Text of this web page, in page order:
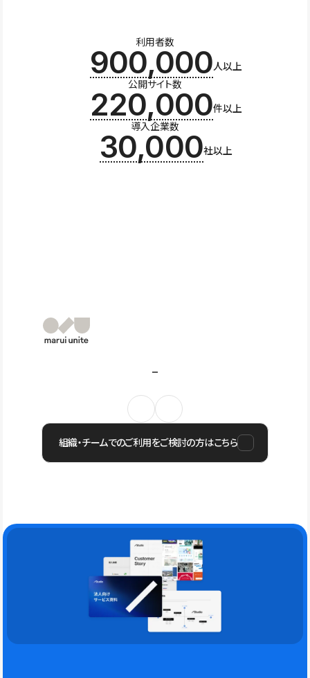
利用者数
900,000人以上
公開サイト数
220,000件以上
導入企業数
30,000社以上
組織・チームでのご利用をご検討の方はこちら